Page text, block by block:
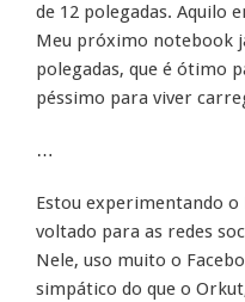
de 12 polegadas. Aquilo
Meu próximo notebook
polegadas, que é ótimo
péssimo para viver
…
Estou experimentando
voltado para as redes
Nele, uso muito o
simpático do que o